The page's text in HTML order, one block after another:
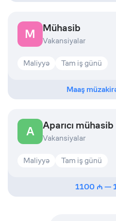
M Mühasib
Vakansiyalar
Maliyyə Tam iş günü
Maaş
A Aparıcı mühasib
Vakansiyalar
Maliyyə Tam iş günü
1100 —